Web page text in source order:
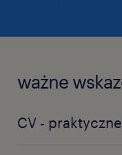
ważne
CV -